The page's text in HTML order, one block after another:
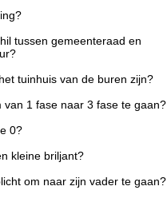
tussen gemeenteraad en
tuinhuis van de buren zijn?
van 1 fase naar 3 fase te gaan?
0?
kleine briljant?
om naar zijn vader te gaan?